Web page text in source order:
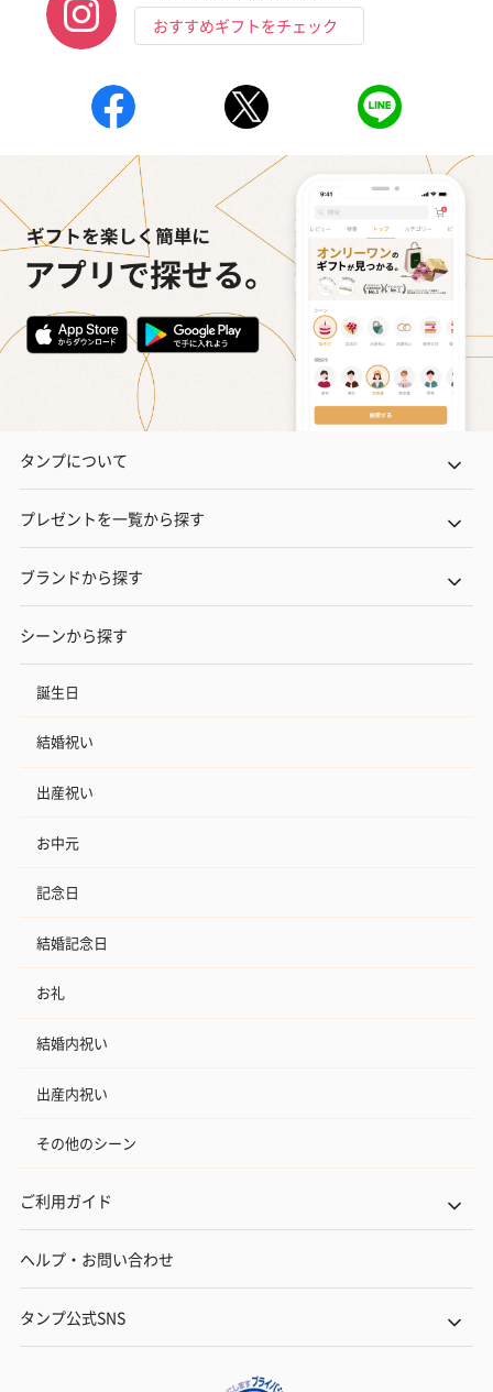
おすすめギフトをチェック
タンプについて
プレゼントを一覧から探す
ブランドから探す
シーンから探す
誕生日
結婚祝い
出産祝い
お中元
記念日
結婚記念日
お礼
結婚内祝い
出産内祝い
その他のシーン
ご利用ガイド
ヘルプ・お問い合わせ
タンプ公式SNS